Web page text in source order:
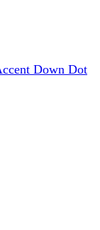
Down Dot